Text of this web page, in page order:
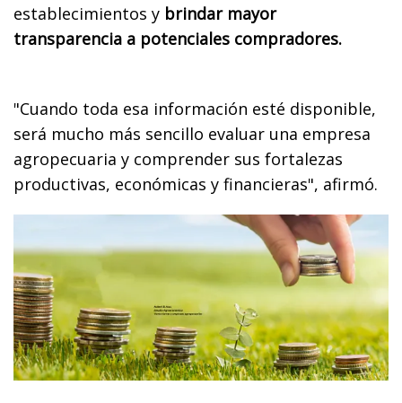
establecimientos y brindar mayor
transparencia a potenciales compradores.
"Cuando toda esa información esté disponible,
será mucho más sencillo evaluar una empresa
agropecuaria y comprender sus fortalezas
productivas, económicas y financieras", afirmó.